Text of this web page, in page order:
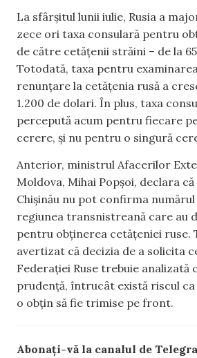
La sfârșitul lunii iulie, Rusia a
zece ori taxa consulară pentru
de către cetățenii străini – de la
Totodată, taxa pentru
renunțare la cetățenia rusă a
1.200 de dolari. În plus, taxa
percepută acum pentru fiecare
cerere, și nu pentru o singură
Anterior, ministrul Afacerilor
Moldova, Mihai Popșoi, declara
Chișinău nu pot confirma
regiunea transnistreană care au
pentru obținerea cetățeniei ruse.
avertizat că decizia de a solicita
Federației Ruse trebuie analizată
prudență, întrucât există riscul
o obțin să fie trimise pe front.
Abonați-vă la canalul de